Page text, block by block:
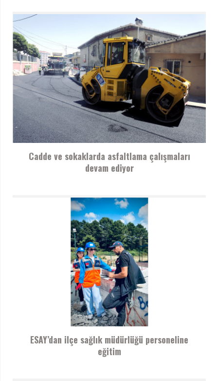
Cadde ve sokaklarda asfaltlama çalışmaları
devam ediyor
ESAY’dan ilçe sağlık müdürlüğü personeline
eğitim